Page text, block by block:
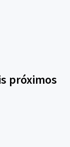
próximos